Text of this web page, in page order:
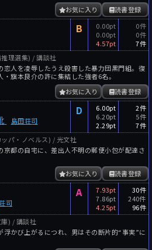
読書登録
お気に入り
B
0.00pt
0.00pt
4.57pt
0件
0件
7件
理選集) / 講談社
恋人を凌辱したうえ殺害した暴力団黒門組。復
旗本良介の許に集結した強者6名。
読書登録
お気に入り
島田荘司
D
6.00pt
6.20pt
2.29pt
2件
5件
7件
パ・ノベルス) / 光文社
京都の自宅に、差出人不明の郵便小包が配達さ
読書登録
お気に入り
司
A
7.93pt
7.86pt
4.25pt
30件
240件
96件
) / 講談社
浮かび上がるにつれ、男はその断片的“事実”に